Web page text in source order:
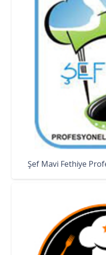
Şef Mavi Fethiye